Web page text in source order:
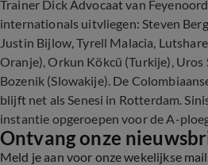
Trainer Dick Advocaat van
internationals uitvliegen: Steven
Justin Bijlow, Tyrell Malacia,
Oranje), Orkun Kökcü (Turkije), Uros
Bozenik (Slowakije). De
blijft net als Senesi in Rotterdam.
instantie opgeroepen voor de A-
Ontvang onze
Meld je aan voor onze wekelijkse